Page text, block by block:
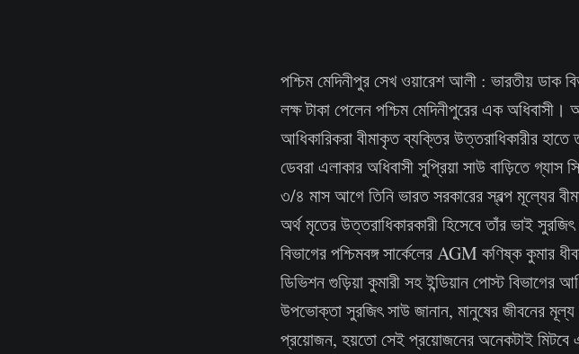
পশ্চিম মেদিনীপুর সেখ ওয়ারেশ আলী : ভারতীয় ডাক
লক্ষ টাকা পেলেন পশ্চিম মেদিনীপুরের এক
আধিকারিকরা বীমাকৃত ব্যক্তির উত্তরাধিকারীর
ডেবরা এলাকার অধিবাসী সুপ্রিয়া সাউ বাড়িতে
৩/৪ মাস আগে তিনি ভারত সরকারের স্বল্প মূল্যের
অর্থ মৃতের উত্তরাধিকারকারী হিসেবে তাঁর ভাই
বিভাগের পশ্চিমবঙ্গ সার্কেলের AGM কণিষ্ক কুমার
ডিভিশন গুড়িয়া কুমারী সহ ইন্ডিয়ান পোস্ট বিভাগের
উপভোক্তা সুরজিৎ সাউ জানান, মানুষের জীবনের মূল্য
প্রয়োজন, হয়তো সেই প্রয়োজনের অনেকটাই মিটবে